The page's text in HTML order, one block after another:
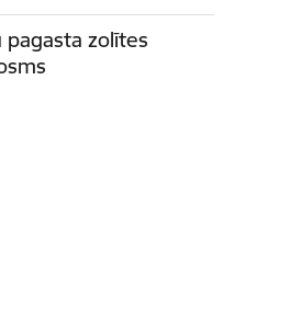
pagasta zolītes